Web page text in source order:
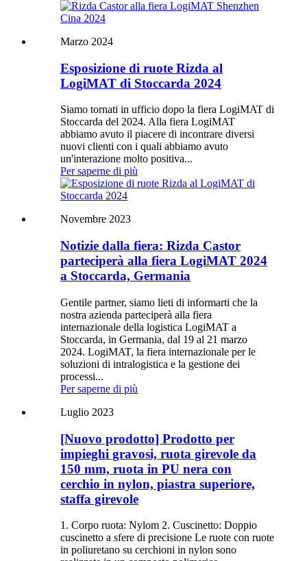
Marzo 2024
Esposizione di ruote Rizda al
LogiMAT di Stoccarda 2024
Siamo tornati in ufficio dopo la fiera LogiMAT di
Stoccarda del 2024. Alla fiera LogiMAT
abbiamo avuto il piacere di incontrare diversi
nuovi clienti con i quali abbiamo avuto
un'interazione molto positiva...
Per saperne di più
Novembre 2023
Notizie dalla fiera: Rizda Castor
parteciperà alla fiera LogiMAT 2024
a Stoccarda, Germania
Gentile partner, siamo lieti di informarti che la
nostra azienda parteciperà alla fiera
internazionale della logistica LogiMAT a
Stoccarda, in Germania, dal 19 al 21 marzo
2024. LogiMAT, la fiera internazionale per le
soluzioni di intralogistica e la gestione dei
processi...
Per saperne di più
Luglio 2023
[Nuovo prodotto] Prodotto per
impieghi gravosi, ruota girevole da
150 mm, ruota in PU nera con
cerchio in nylon, piastra superiore,
staffa girevole
1. Corpo ruota: Nylom 2. Cuscinetto: Doppio
cuscinetto a sfere di precisione Le ruote con ruote
in poliuretano su cerchioni in nylon sono